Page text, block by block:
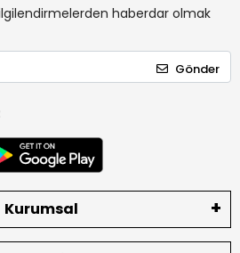
haberdar olmak
Gönder
Kurumsal